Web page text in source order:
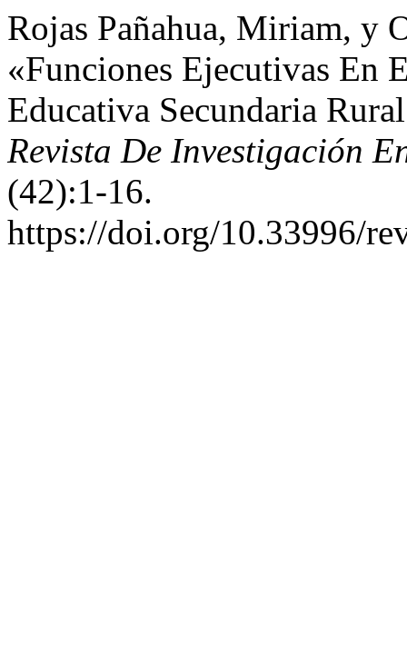
Rojas Pañahua, Miriam, y
«Funciones Ejecutivas En
Educativa Secundaria
Revista De Investigación
(42):1-16.
https://doi.org/10.33996/